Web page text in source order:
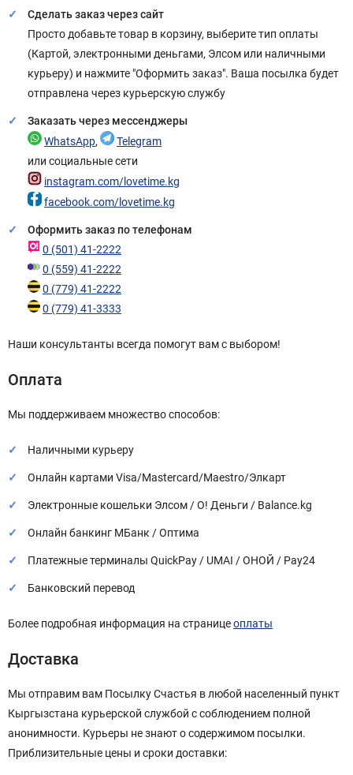
Сделать заказ через сайт
Просто добавьте товар в корзину, выберите тип оплаты
(Картой, электронными деньгами, Элсом или наличными
курьеру) и нажмите "Оформить заказ". Ваша посылка будет
отправлена через курьерскую службу
Заказать через мессенджеры
WhatsApp,
Telegram
или социальные сети
instagram.com/lovetime.kg
facebook.com/lovetime.kg
Оформить заказ по телефонам
0 (501) 41-2222
0 (559) 41-2222
0 (779) 41-2222
0 (779) 41-3333
Наши консультанты всегда помогут вам с выбором!
Оплата
Мы поддерживаем множество способов:
Наличными курьеру
Онлайн картами Visa/Mastercard/Maestro/Элкарт
Электронные кошельки Элсом / О! Деньги / Balance.kg
Онлайн банкинг МБанк / Оптима
Платежные терминалы QuickPay / UMAI / ОНОЙ / Pay24
Банковский перевод
Более подробная информация на страницеоплаты
Доставка
Мы отправим вам Посылку Счастья в любой населенный пункт
Кыргызстана курьерской службой с соблюдением полной
анонимности. Курьеры не знают о содержимом посылки.
Приблизительные цены и сроки доставки: